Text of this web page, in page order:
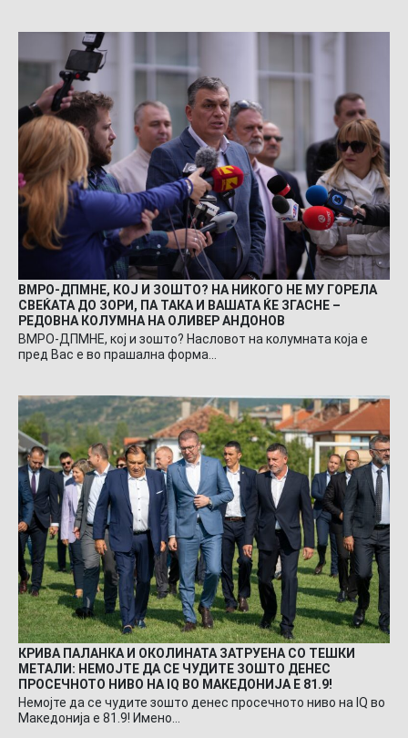
ВМРО-ДПМНЕ, КОЈ И ЗОШТО? НА НИКОГО НЕ МУ ГОРЕЛА
СВЕЌАТА ДО ЗОРИ, ПА ТАКА И ВАШАТА ЌЕ ЗГАСНЕ –
РЕДОВНА КОЛУМНА НА ОЛИВЕР АНДОНОВ
ВМРО-ДПМНЕ, кој и зошто? Насловот на колумната која е
пред Вас е во прашална форма…
КРИВА ПАЛАНКА И ОКОЛИНАТА ЗАТРУЕНА СО ТЕШКИ
МЕТАЛИ: НЕМОЈТЕ ДА СЕ ЧУДИТЕ ЗОШТО ДЕНЕС
ПРОСЕЧНОТО НИВО НА IQ ВО МАКЕДОНИЈА Е 81.9!
Немојте да се чудите зошто денес просечното ниво на IQ во
Македонија е 81.9! Имено…